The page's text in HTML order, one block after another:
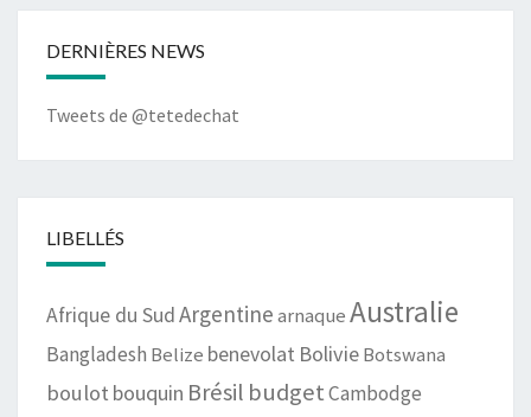
DERNIÈRES NEWS
Tweets de @tetedechat
LIBELLÉS
Afrique du SudArgentinearnaqueAustralie
Bangladesh Belize benevolat BolivieBotswana
boulot bouquin Brésil budgetCambodge